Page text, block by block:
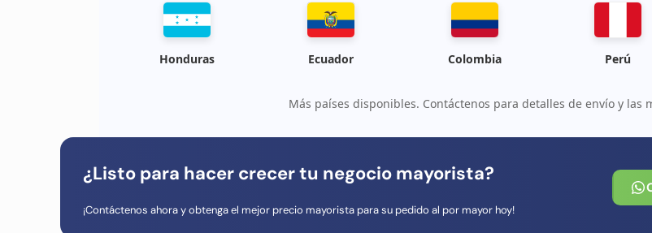
Honduras Ecuador Colombia Perú
Más países disponibles. Contáctenos para detalles de envío y las
¿Listo para hacer crecer tu negocio mayorista?
¡Contáctenos ahora y obtenga el mejor precio mayorista para su pedido al por mayor hoy!